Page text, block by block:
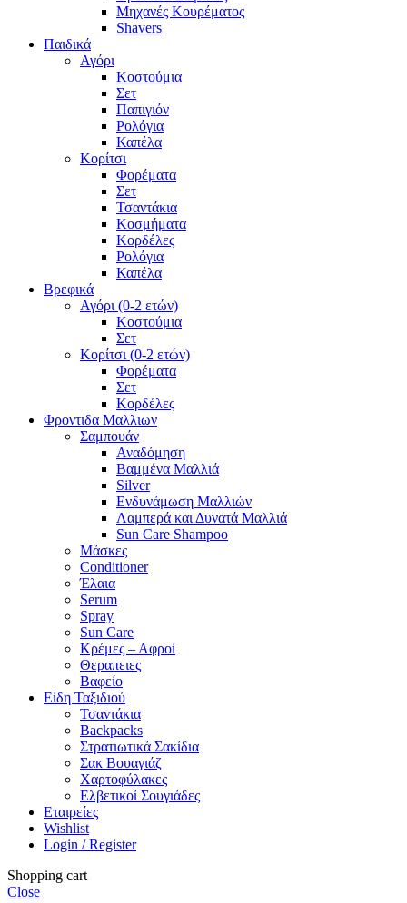
Μηχανές Κουρέματος
Shavers
Παιδικά
Αγόρι
Κοστούμια
Σετ
Παπιγιόν
Ρολόγια
Καπέλα
Κορίτσι
Φορέματα
Σετ
Τσαντάκια
Κοσμήματα
Κορδέλες
Ρολόγια
Καπέλα
Βρεφικά
Αγόρι (0-2 ετών)
Κοστούμια
Σετ
Κορίτσι (0-2 ετών)
Φορέματα
Σετ
Κορδέλες
Φροντιδα Μαλλιων
Σαμπουάν
Αναδόμηση
Βαμμένα Μαλλιά
Silver
Ενδυνάμωση Μαλλιών
Λαμπερά και Δυνατά Μαλλιά
Sun Care Shampoo
Μάσκες
Conditioner
Έλαια
Serum
Spray
Sun Care
Κρέμες – Αφροί
Θεραπειες
Βαφείο
Είδη Ταξιδιού
Τσαντάκια
Backpacks
Στρατιωτικά Σακίδια
Σακ Βουαγιάζ
Χαρτοφύλακες
Ελβετικοί Σουγιάδες
Εταιρείες
Wishlist
Login / Register
Shopping cart
Close